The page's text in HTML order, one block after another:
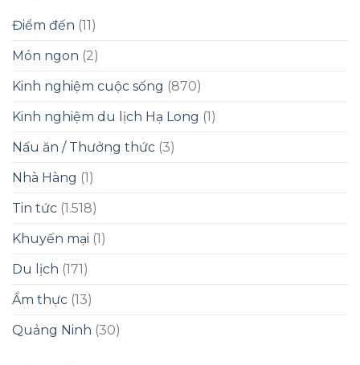
Điểm đến (11)
Món ngon (2)
Kinh nghiệm cuộc sống (870)
Kinh nghiệm du lịch Hạ Long (1)
Nấu ăn / Thưởng thức (3)
Nhà Hàng (1)
Tin tức (1.518)
Khuyến mại (1)
Du lịch (171)
Ẩm thực (13)
Quảng Ninh (30)